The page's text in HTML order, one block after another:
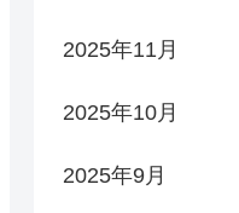
2025年11月
2025年10月
2025年9月